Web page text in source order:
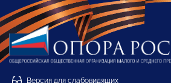
Версия для слабовидящих